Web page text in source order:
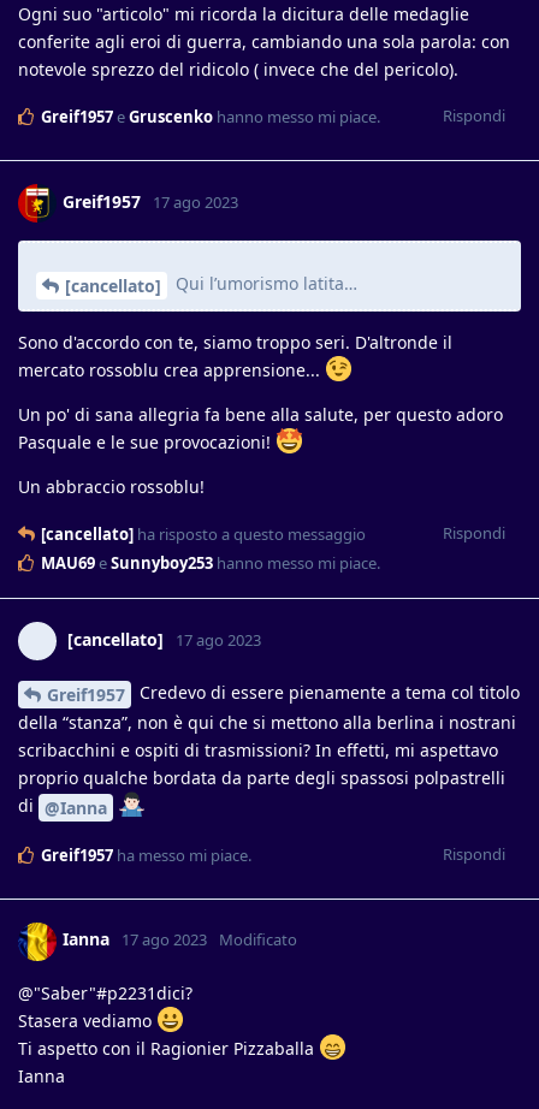
Ogni suo "articolo" mi ricorda la dicitura delle medaglie
conferite agli eroi di guerra, cambiando una sola parola: con
notevole sprezzo del ridicolo ( invece che del pericolo).
Rispondi
Greif1957eGruscenko hanno messo mi piace.
Greif1957 17 ago 2023
[cancellato] Qui l’umorismo latita…
Sono d'accordo con te, siamo troppo seri. D'altronde il
mercato rossoblu crea apprensione...
Un po' di sana allegria fa bene alla salute, per questo adoro
Pasquale e le sue provocazioni!
Un abbraccio rossoblu!
Rispondi
[cancellato] ha risposto a questo messaggio
MAU69eSunnyboy253 hanno messo mi piace.
[cancellato] 17 ago 2023
Greif1957
Credevo di essere pienamente a tema col titolo
della “stanza”, non è qui che si mettono alla berlina i nostrani
scribacchini e ospiti di trasmissioni? In effetti, mi aspettavo
proprio qualche bordata da parte degli spassosi polpastrelli
di @Ianna
Rispondi
Greif1957 ha messo mi piace.
Ianna 17 ago 2023 Modificato
@"Saber"#p2231dici?
Stasera vediamo
Ti aspetto con il Ragionier Pizzaballa
Ianna